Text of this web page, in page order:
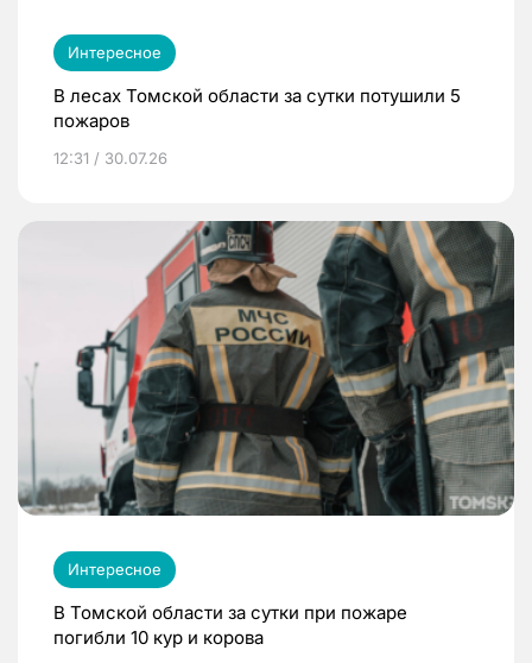
Интересное
В лесах Томской области за сутки потушили 5
пожаров
12:31 / 30.07.26
Интересное
В Томской области за сутки при пожаре
погибли 10 кур и корова